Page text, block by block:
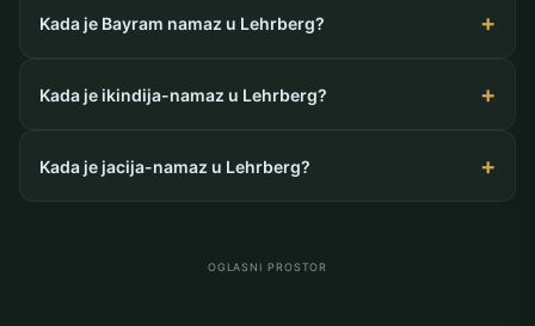
Kada je Bayram namaz u Lehrberg?
Kada je ikindija-namaz u Lehrberg?
Kada je jacija-namaz u Lehrberg?
OGLASNI PROSTOR